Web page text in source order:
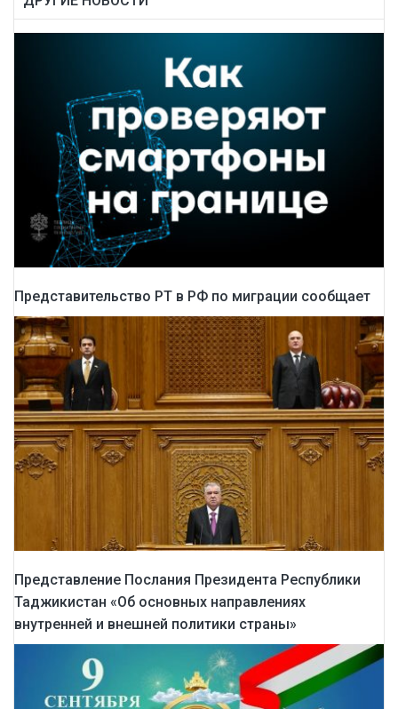
Представительство РТ в РФ по миграции сообщает
Представление Послания Президента Республики
Таджикистан «Об основных направлениях
внутренней и внешней политики страны»